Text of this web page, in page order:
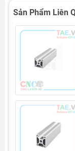
Sản Phẩm Liên